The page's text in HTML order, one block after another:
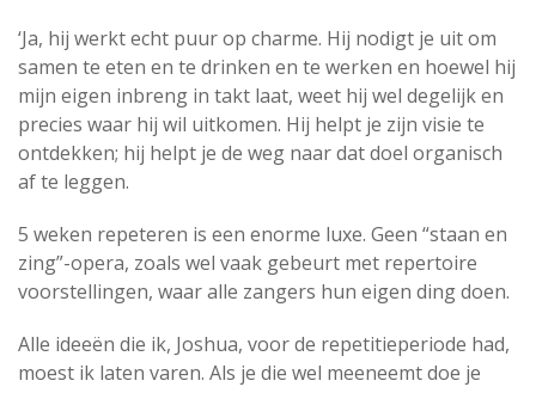
‘Ja, hij werkt echt puur op charme. Hij nodigt je uit om
samen te eten en te drinken en te werken en hoewel hij
mijn eigen inbreng in takt laat, weet hij wel degelijk en
precies waar hij wil uitkomen. Hij helpt je zijn visie te
ontdekken; hij helpt je de weg naar dat doel organisch
af te leggen.
5 weken repeteren is een enorme luxe. Geen “staan en
zing”-opera, zoals wel vaak gebeurt met repertoire
voorstellingen, waar alle zangers hun eigen ding doen.
Alle ideeën die ik, Joshua, voor de repetitieperiode had,
moest ik laten varen. Als je die wel meeneemt doe je